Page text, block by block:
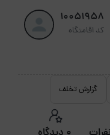
10051958
کد اقامتگاه
گزارش تخلف